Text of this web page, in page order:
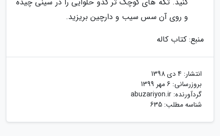
و روی آن سس سیب و دارچین بریزید.
منبع: کتاب کاله
انتشار: 4 دی 1398
بروزرسانی: 6 مهر 1399
گردآورنده: abuzariyon.ir
شناسه مطلب: 635